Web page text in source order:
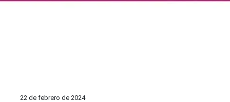
22 de febrero de 2024